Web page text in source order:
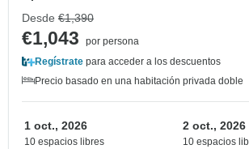
Desde €1,390
€1,043
por persona
Regístrate para acceder a los descuentos
Precio basado en una habitación privada doble
1 oct., 2026
10 espacios libres
2 oct., 2026
10 espacios